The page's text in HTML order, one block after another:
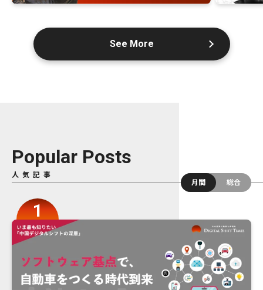
See More
Popular Posts
人気記事
月間
総合